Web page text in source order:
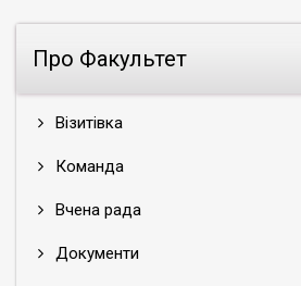
Про Факультет
Візитівка
Команда
Вчена рада
Документи